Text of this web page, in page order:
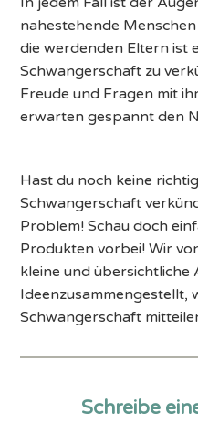
nahestehende
die werdenden Eltern ist
Schwangerschaft zu
Freude und Fragen mit
erwarten gespannt den
Hast du noch keine
Schwangerschaft
Problem! Schau doch
Produkten vorbei! Wir
kleine und übersichtliche
Ideenzusammengestellt,
Schwangerschaft
Schreibe